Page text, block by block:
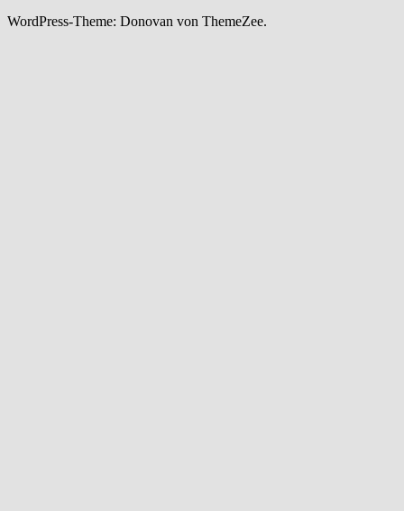
WordPress-Theme: Donovan von ThemeZee.